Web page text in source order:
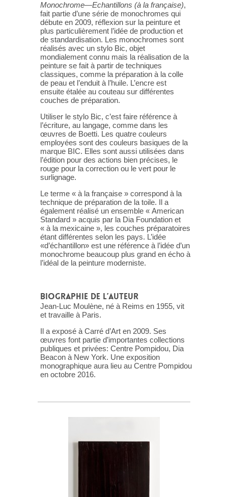
Monochrome—Echantillons (à la française),
fait partie d’une série de monochromes qui
débute en 2009, réflexion sur la peinture et
plus particulièrement l’idée de production et
de standardisation. Les monochromes sont
réalisés avec un stylo Bic, objet
mondialement connu mais la réalisation de la
peinture se fait à partir de techniques
classiques, comme la préparation à la colle
de peau et l’enduit à l’huile. L’encre est
ensuite étalée au couteau sur différentes
couches de préparation.
Utiliser le stylo Bic, c’est faire référence à
l’écriture, au langage, comme dans les
œuvres de Boetti. Les quatre couleurs
employées sont des couleurs basiques de la
marque BIC. Elles sont aussi utilisées dans
l’édition pour des actions bien précises, le
rouge pour la correction ou le vert pour le
surlignage.
Le terme « à la française » correspond à la
technique de préparation de la toile. Il a
également réalisé un ensemble « American
Standard » acquis par la Dia Foundation et
« à la mexicaine », les couches préparatoires
étant différentes selon les pays. L’idée
«d’échantillon» est une référence à l’idée d’un
monochrome beaucoup plus grand en écho à
l’idéal de la peinture moderniste.
BIOGRAPHIE DE L’AUTEUR
Jean-Luc Moulène, né à Reims en 1955, vit
et travaille à Paris.
Il a exposé à Carré d’Art en 2009. Ses
œuvres font partie d’importantes collections
publiques et privées: Centre Pompidou, Dia
Beacon à New York. Une exposition
monographique aura lieu au Centre Pompidou
en octobre 2016.